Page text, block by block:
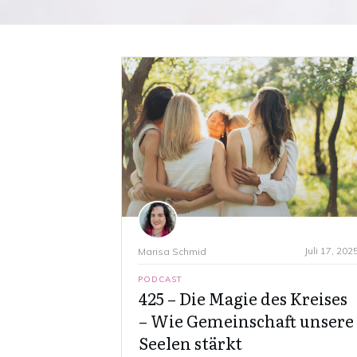
Marisa Schmid Juli 17,
PODCAST
425 – Die Magie des Kreises
– Wie Gemeinschaft unsere
Seelen stärkt